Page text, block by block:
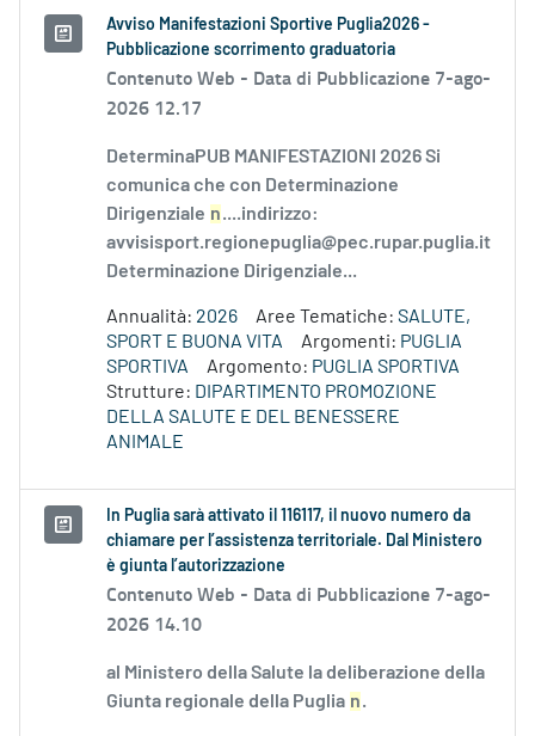
Avviso Manifestazioni Sportive Puglia2026 -
Pubblicazione scorrimento graduatoria
Contenuto Web - Data di Pubblicazione 7-ago-
2026 12.17
DeterminaPUB MANIFESTAZIONI 2026 Si
comunica che con Determinazione
Dirigenziale n....indirizzo:
avvisisport.regionepuglia@pec.rupar.puglia.it
Determinazione Dirigenziale...
Annualità: 2026 Aree Tematiche: SALUTE,
SPORT E BUONA VITA
Argomenti: PUGLIA
SPORTIVA
Argomento: PUGLIA SPORTIVA
Strutture: DIPARTIMENTO PROMOZIONE
DELLA SALUTE E DEL BENESSERE
ANIMALE
In Puglia sarà attivato il 116117, il nuovo numero da
chiamare per l’assistenza territoriale. Dal Ministero
è giunta l’autorizzazione
Contenuto Web - Data di Pubblicazione 7-ago-
2026 14.10
al Ministero della Salute la deliberazione della
Giunta regionale della Puglia n.